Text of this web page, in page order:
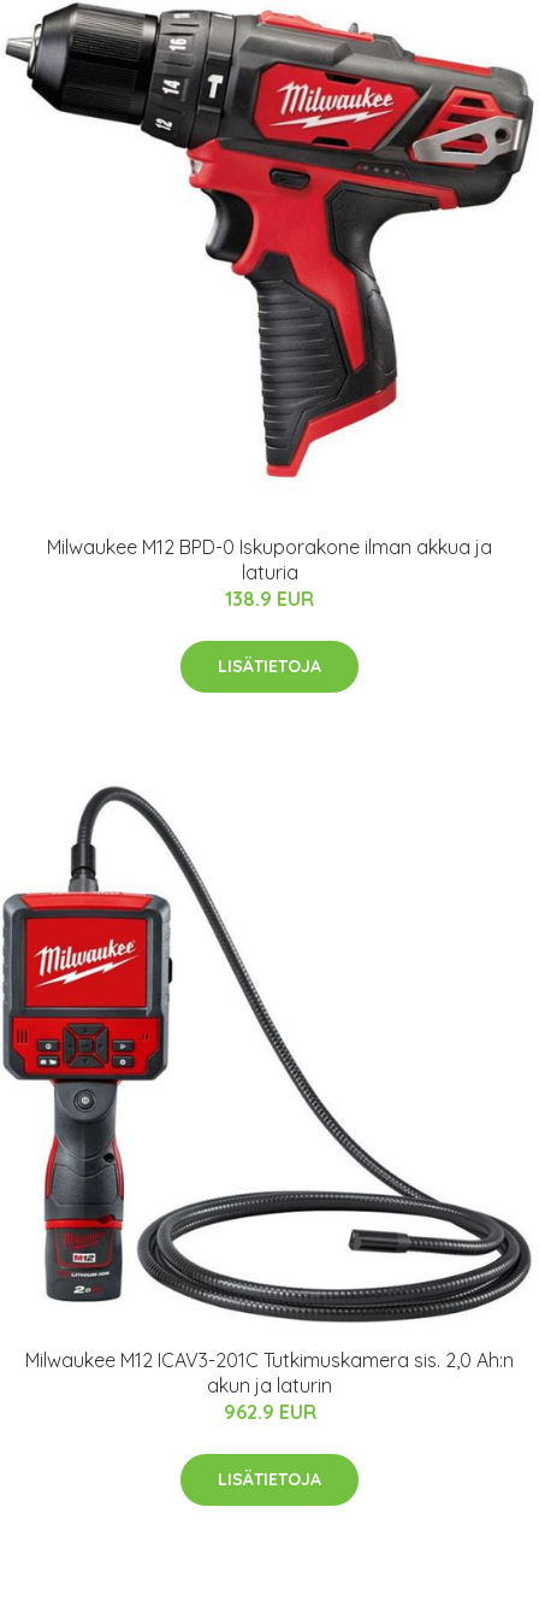
Milwaukee M12 BPD-0 Iskuporakone ilman akkua ja
laturia
138.9 EUR
LISÄTIETOJA
Milwaukee M12 ICAV3-201C Tutkimuskamera sis. 2,0 Ah:n
akun ja laturin
962.9 EUR
LISÄTIETOJA